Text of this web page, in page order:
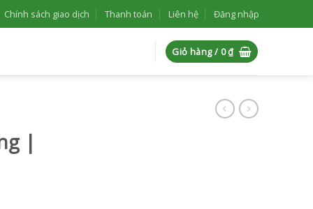
Chính sách giao dịch Thanh toán Liên hệ Đăng nhập
Giỏ hàng / 0₫
|